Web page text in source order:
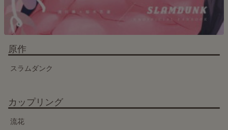
原作
スラムダンク
カップリング
流花